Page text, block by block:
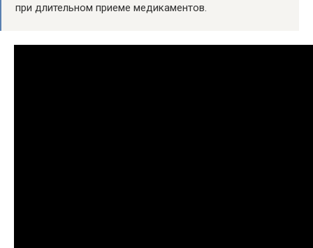
при длительном приеме медикаментов.